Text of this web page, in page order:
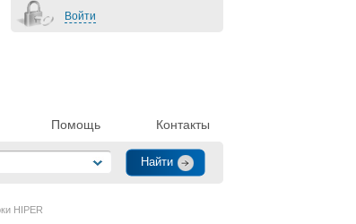
Помощь Контакты
Войти
HIPER